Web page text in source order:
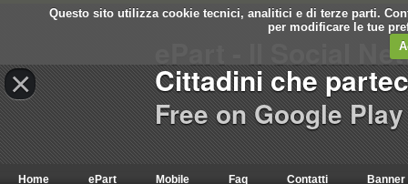
Questo sito utilizza cookie tecnici, analitici e di terze parti.
per modificare le tue
Home ePart Mobile Faq Contatti Banner
×
ePart - Il Social
Cittadini che
Free on Google Play